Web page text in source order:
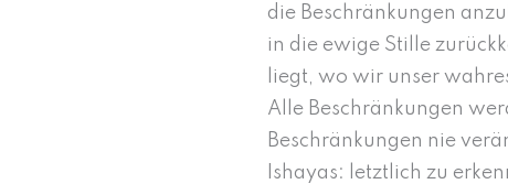
die Beschränkungen
in die ewige Stille
liegt, wo wir unser
Alle Beschränkungen
Beschränkungen nie
Ishayas: letztlich zu